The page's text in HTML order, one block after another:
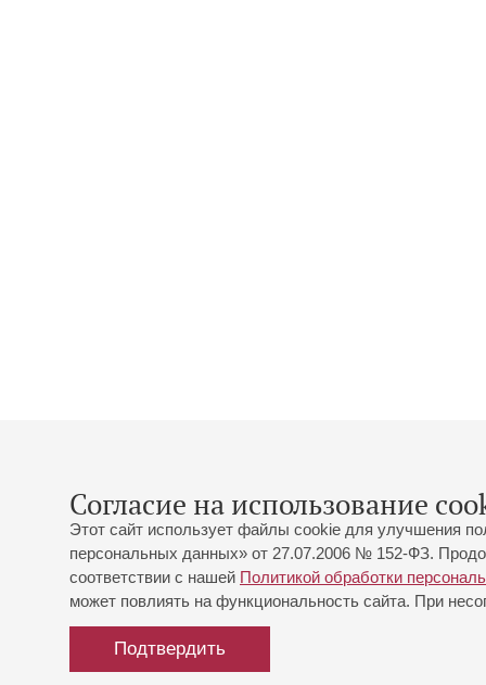
Согласие на использование
Этот сайт использует файлы cookie для улучшения
персональных данных» от 27.07.2006 № 152-ФЗ.
соответствии с нашей Политикой обработки
может повлиять на функциональность сайта. При
Подтвердить